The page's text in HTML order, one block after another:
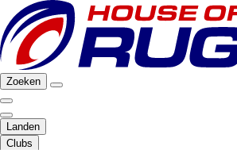
Zoeken
Landen
Clubs